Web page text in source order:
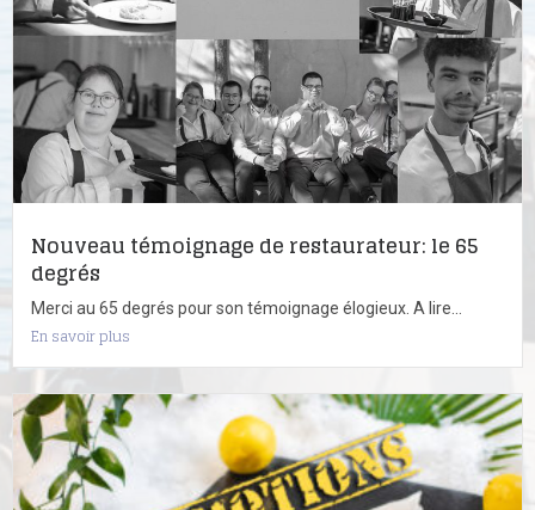
Nouveau témoignage de restaurateur: le 65
degrés
Merci au 65 degrés pour son témoignage élogieux. A lire...
En savoir plus